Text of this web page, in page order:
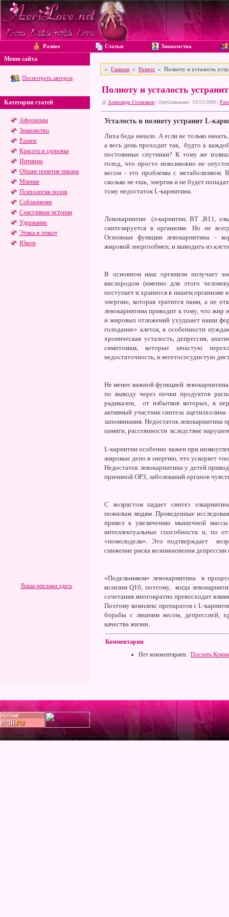
Разное Статьи Знакомства
Меню сайта
Посмотреть авторов
Категории статей
Афоризмы
Знакомство
Разное
Красота и здоровье
Интимно
Общие понятия пикапа
Мнение
Психология полов
Соблазнение
Счастливые истории
Удержание
Этика и этикет
Юмор
Ваша реклама здесь
» Главная » Разное » Полноту и усталость
Полноту и усталость
@ Александр Голованов | Опубликовано 10/13/2009 |
Усталость и полноту устранит L-
Лиха беда начало. А если не только
а весь день проходит так, будто к
постоянные спутники? К тому же
голод, что просто невозможно не
весом - это проблемы с метаболизмом.
сколько не ешь, энергия и не будет
тому недостаток L-карнитина.
Левокарнитин (л-карнитин, BT ,B11,
синтезируется в организме. Но не
Основные функции левокарнитина –
жировой энергообмен, и выводить из
В основном наш организм получает
кислородом (именно для этого
поступает и хранится в нашем
энергию, которая тратится нами, а не
левокарнитина приводит к тому, что жир
и жировых отложений ухудшает наши
голодание» клеток, в особенности
хроническая усталость, депрессия,
симптомам, которые зачастую
недостаточность, и вегетососудистую
Не менее важной функцией
по выводу через почки продуктов
радикалов, от избытков которых, в
активный участник синтеза
запоминания. Недостаток
памяти, рассеянности вследствие
L-карнитин особенно важен при
жировые депо в энергию, что ускоряет
Недостаток левокарнитина у детей
причиной ОРЗ, заболеваний органов
С возрастом падает синтез
пожилым людям. Проведенные
привел к увеличению мышечной
интеллектуальные способности и, по
«помолодели». Это подтверждает
снижение риска возникновения депрессии
«Подельником» левокарнитина в
коэнзим Q10, поэтому, когда
сочетания многократно превосходит
Поэтому комплекс препаратов c L-
борьбы с лишним весом, депрессией,
качества жизни.
Комментарии
Нет комментариев. Послать